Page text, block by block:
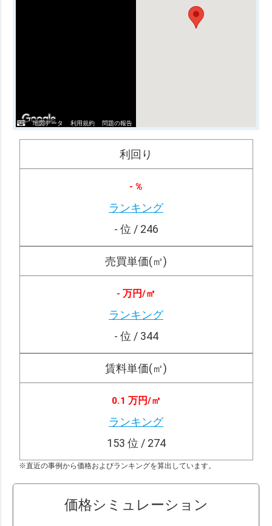
地図データ 利用規約 問題の報告
利回り
- %
ランキング
- 位 / 246
売買単価(㎡)
- 万円/㎡
ランキング
- 位 / 344
賃料単価(㎡)
0.1 万円/㎡
ランキング
153 位 / 274
※直近の事例から価格およびランキングを算出しています。
価格シミュレーション